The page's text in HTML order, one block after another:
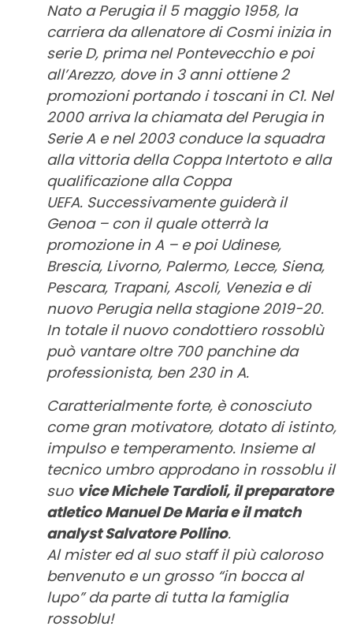
Nato a Perugia il 5 maggio 1958, la
carriera da allenatore di Cosmi inizia in
serie D, prima nel Pontevecchio e poi
all’Arezzo, dove in 3 anni ottiene 2
promozioni portando i toscani in C1. Nel
2000 arriva la chiamata del Perugia in
Serie A e nel 2003 conduce la squadra
alla vittoria della Coppa Intertoto e alla
qualificazione alla Coppa
UEFA. Successivamente guiderà il
Genoa – con il quale otterrà la
promozione in A – e poi Udinese,
Brescia, Livorno, Palermo, Lecce, Siena,
Pescara, Trapani, Ascoli, Venezia e di
nuovo Perugia nella stagione 2019-20.
In totale il nuovo condottiero rossoblù
può vantare oltre 700 panchine da
professionista, ben 230 in A.
Caratterialmente forte, è conosciuto
come gran motivatore, dotato di istinto,
impulso e temperamento. Insieme al
tecnico umbro approdano in rossoblu il
suo vice Michele Tardioli, il preparatore
atletico Manuel De Maria e il match
analyst Salvatore Pollino.
Al mister ed al suo staff il più caloroso
benvenuto e un grosso “in bocca al
lupo” da parte di tutta la famiglia
rossoblu!